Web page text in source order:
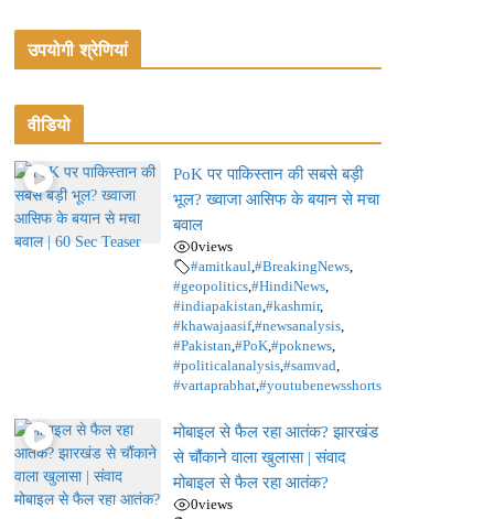
उपयोगी श्रेणियां
वीडियो
PoK पर पाकिस्तान की सबसे बड़ी
भूल? ख्वाजा आसिफ के बयान से मचा
बवाल
0views
#amitkaul,#BreakingNews,
#geopolitics,#HindiNews,
#indiapakistan,#kashmir,
#khawajaasif,#newsanalysis,
#Pakistan,#PoK,#poknews,
#politicalanalysis,#samvad,
#vartaprabhat,#youtubenewsshorts
मोबाइल से फैल रहा आतंक? झारखंड
से चौंकाने वाला खुलासा | संवाद
मोबाइल से फैल रहा आतंक?
0views